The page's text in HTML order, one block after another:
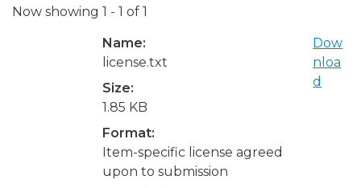
Now showing 1 - 1 of 1
Name:
license.txt
Size:
1.85 KB
Format:
Item-specific license agreed
upon to submission
Dow
nloa
d